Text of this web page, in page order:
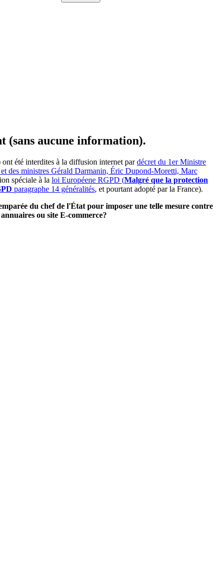
(sans aucune information).
ont été interdites à la diffusion internet pardécret du 1er Ministre
des ministres Gérald Darmanin, Éric Dupond-Moretti, Marc
spéciale à la loi Européene RGPD (Malgré que la protection
paragraphe 14 généralités, et pourtant adopté par la France).
du chef de l'État pour imposer une telle mesure contre
ou site E-commerce?